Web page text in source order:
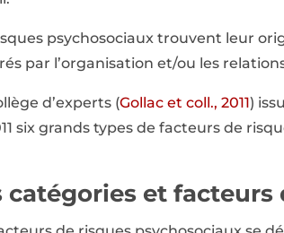
psychosociaux trouvent leur
par l’organisation et/ou les
d’experts (Gollac et coll., 2011)
six grands types de facteurs de
catégories et facteurs